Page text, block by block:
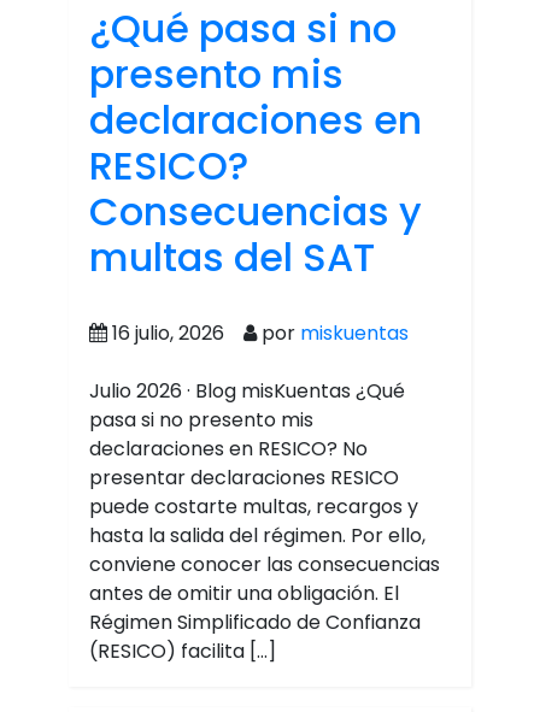
¿Qué pasa si no
presento mis
declaraciones en
RESICO?
Consecuencias y
multas del SAT
16 julio, 2026 por miskuentas
Julio 2026 · Blog misKuentas ¿Qué
pasa si no presento mis
declaraciones en RESICO? No
presentar declaraciones RESICO
puede costarte multas, recargos y
hasta la salida del régimen. Por ello,
conviene conocer las consecuencias
antes de omitir una obligación. El
Régimen Simplificado de Confianza
(RESICO) facilita […]